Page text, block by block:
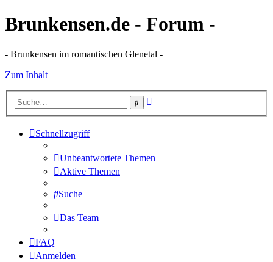
Brunkensen.de - Forum -
- Brunkensen im romantischen Glenetal -
Zum Inhalt
Suche
Schnellzugriff
Unbeantwortete Themen
Aktive Themen
Suche
Das Team
FAQ
Anmelden